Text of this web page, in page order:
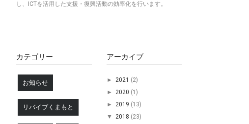
し、ICTを活用した支援・復興活動の効率化を行います。
カテゴリー
お知らせ
リバイブくまもと
アーカイブ
► 2021 (2)
► 2020 (1)
► 2019 (13)
▼ 2018 (23)